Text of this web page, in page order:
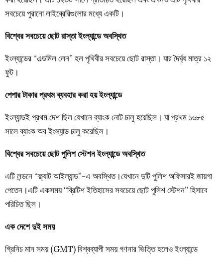
সবচেয়ে পুরানো লাইব্রেরিগুলোর মধ্যে একটি।
বিশ্বের সবচেয়ে ছোট রাস্তা ইংল্যান্ডে অবস্থিত
ইংল্যান্ডের “এল্ডমিল লেন” হল পৃথিবীর সবচেয়ে ছোট রাস্তা। যার দৈর্ঘ্য মাত্র ১২
ফুট।
পেপার টাকার প্রথম ব্যবহার করা হয় ইংল্যান্ডে
ইংল্যান্ডই প্রথম দেশ ছিল যেখানে ব্যাংক নোট চালু হয়েছিল। যা প্রথম ১৬৮৫
সালে ব্যাংক অব ইংল্যান্ড চালু করেছিল।
বিশ্বের সবচেয়ে ছোট পুলিশ স্টেশন ইংল্যান্ডে অবস্থিত
এটি লন্ডনে “ফ্ল্যাট আইল্যান্ড”-এ অবস্থিত।যেখানে দুটি পুলিশ অফিসারই জায়গা
পেতেন।এটি একসময় “ব্রিটিশ ইতিহাসের সবচেয়ে ছোট পুলিশ স্টেশন” হিসাবে
পরিচিত ছিল।
এক দেশে দুই সময়
গ্রিনিচ মান সময় (GMT) বিশ্বব্যাপী সময় গণনার ভিত্তি হলেও ইংল্যান্ডে